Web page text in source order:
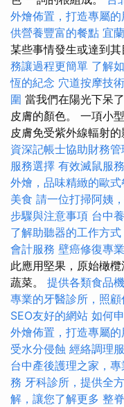
外燴佈置，打造專屬的
供營養豐富的餐點 宜
某些事情發生或達到其
務讓過程更簡單 了解
恆的紀念 穴道按摩技
圍 當我們在陽光下呆
皮膚的顏色。 一項小
皮膚免受紫外線輻射的
資深記帳士協助財務管
服務選擇 有效滅鼠服
外燴，品味精緻的歐式
美食 請一位打掃阿姨
步驟與注意事項 台中
了解助聽器的工作方式
會計服務 壁癌修復專
此應用堅果，原始橄
蔬菜。 提供各類食品
專業的牙醫診所，照
SEO友好的網站 如何
外燴佈置，打造專屬的
受水分侵蝕 經絡調理
台中產後護理之家，
務 牙科診所，提供全
解，讓您了解更多 整